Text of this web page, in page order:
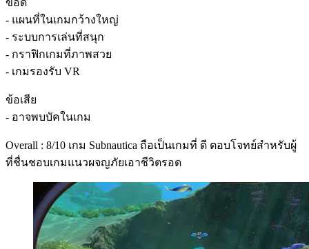
- แผนที่ในเกมกว้างใหญ่
- ระบบการเล่นที่สนุก
- กราฟิกเกมที่ภาพสวย
- เกมรองรับ VR
ข้อเสีย
- อาจพบบัคในเกม
Overall : 8/10 เกม Subnautica ถือเป็นเกมที่ ดี ตอบโจทย์สำหรับผู้
ที่ชื่นชอบเกมแนวผจญภัยเอาชีวิตรอด